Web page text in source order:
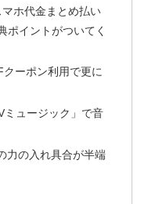
マホ代金まとめ払い
ポイントがついてく
ーポン利用で更に
ミュージック」で音
力の入れ具合が半端